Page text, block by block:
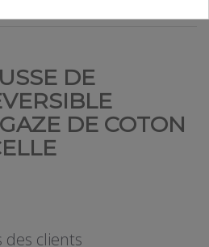
DE
DE COTON
des clients